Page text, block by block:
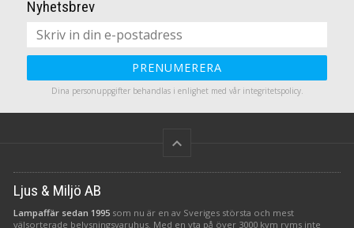
Nyhetsbrev
PRENUMERERA
Dina personuppgifter behandlas i enlighet med vår integritetspolicy.
keyboard_arrow_up
Ljus & Miljö AB
Lampaffär sedan 1995 som nu är en av Sveriges största och mest
välsorterade belysningsvaruhus. Med en yta på över 3000 kvm ryms inte